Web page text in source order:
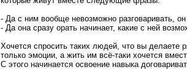
- Да с ним вообще невозможно разговаривать,
- Да она сразу орать начинает, какие с ней
Хочется спросить таких людей, что вы делаете
только эмоции, а жить им всё-таки хочется
С этого начинается освоение навыка